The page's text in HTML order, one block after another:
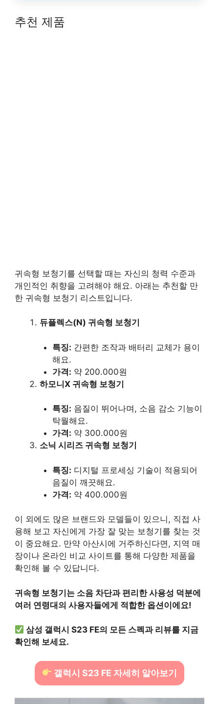
추천 제품
귀속형 보청기를 선택할 때는 자신의 청력 수준과
개인적인 취향을 고려해야 해요. 아래는 추천할 만
한 귀속형 보청기 리스트입니다.
듀플렉스(N) 귀속형 보청기
특징: 간편한 조작과 배터리 교체가 용이
해요.
가격: 약 200.000원
하모니X 귀속형 보청기
특징: 음질이 뛰어나며, 소음 감소 기능이
탁월해요.
가격: 약 300.000원
소닉 시리즈 귀속형 보청기
특징: 디지털 프로세싱 기술이 적용되어
음질이 깨끗해요.
가격: 약 400.000원
이 외에도 많은 브랜드와 모델들이 있으니, 직접 사
용해 보고 자신에게 가장 잘 맞는 보청기를 찾는 것
이 중요해요. 만약 아산시에 거주하신다면, 지역 매
장이나 온라인 비교 사이트를 통해 다양한 제품을
확인해 볼 수 있답니다.
귀속형 보청기는 소음 차단과 편리한 사용성 덕분에
여러 연령대의 사용자들에게 적합한 옵션이에요!
삼성 갤럭시 S23 FE의 모든 스펙과 리뷰를 지금
확인해 보세요.
갤럭시 S23 FE 자세히 알아보기